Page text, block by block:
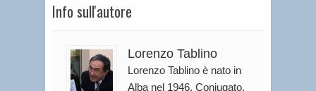
Info sull'autore
Lorenzo Tablino
Lorenzo Tablino è nato in
Alba nel 1946. Coniugato,